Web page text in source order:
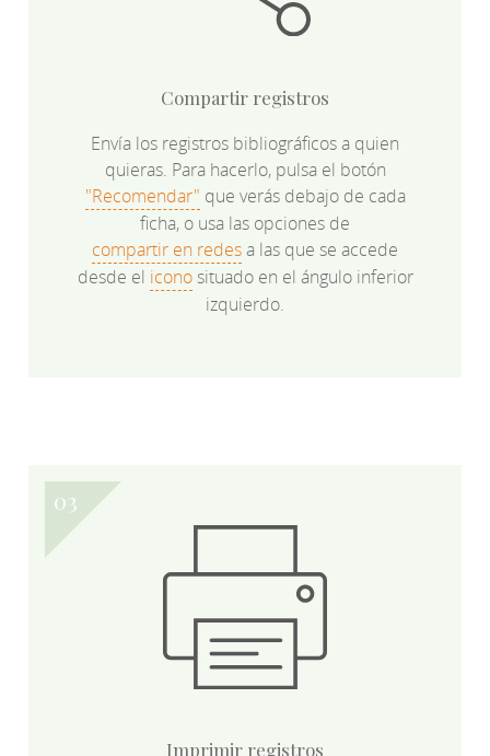
Compartir registros
Envía los registros bibliográficos a quien
quieras. Para hacerlo, pulsa el botón
"Recomendar" que verás debajo de cada
ficha, o usa las opciones de
compartir en redesa las que se accede
desde el iconosituado en el ángulo inferior
izquierdo.
Imprimir registros